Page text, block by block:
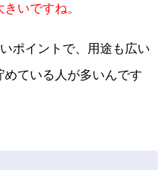
いですね。
ポイントで、用途も広い
ている人が多いんです